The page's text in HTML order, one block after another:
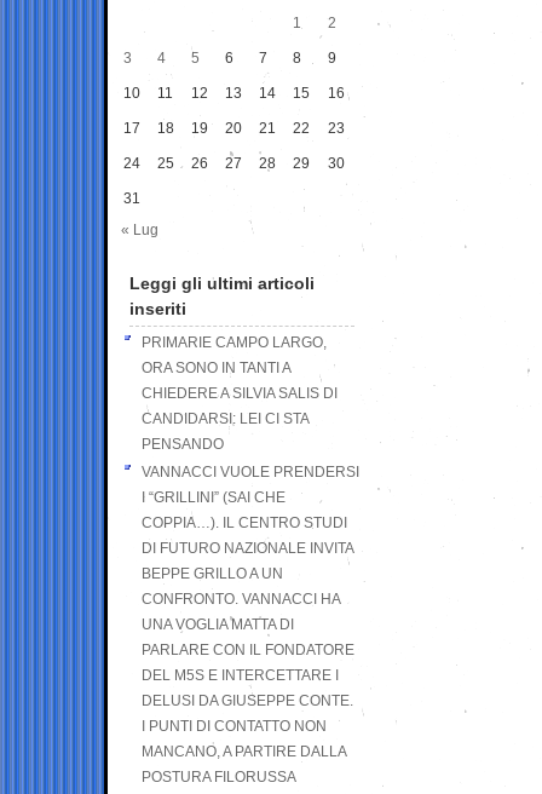
1
2
3 4 5 6 7 8 9
10 11 12 13 14 15 16
17 18 19 20 21 22 23
24 25 26 27 28 29 30
31
« Lug
Leggi gli ultimi articoli
inseriti
PRIMARIE CAMPO LARGO,
ORA SONO IN TANTI A
CHIEDERE A SILVIA SALIS DI
CANDIDARSI: LEI CI STA
PENSANDO
VANNACCI VUOLE PRENDERSI
I “GRILLINI” (SAI CHE
COPPIA…). IL CENTRO STUDI
DI FUTURO NAZIONALE INVITA
BEPPE GRILLO A UN
CONFRONTO. VANNACCI HA
UNA VOGLIA MATTA DI
PARLARE CON IL FONDATORE
DEL M5S E INTERCETTARE I
DELUSI DA GIUSEPPE CONTE.
I PUNTI DI CONTATTO NON
MANCANO, A PARTIRE DALLA
POSTURA FILORUSSA